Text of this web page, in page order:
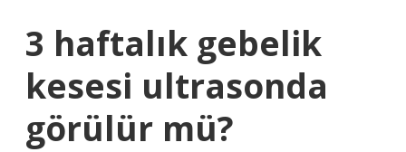
3 haftalık gebelik
kesesi ultrasonda
görülür mü?